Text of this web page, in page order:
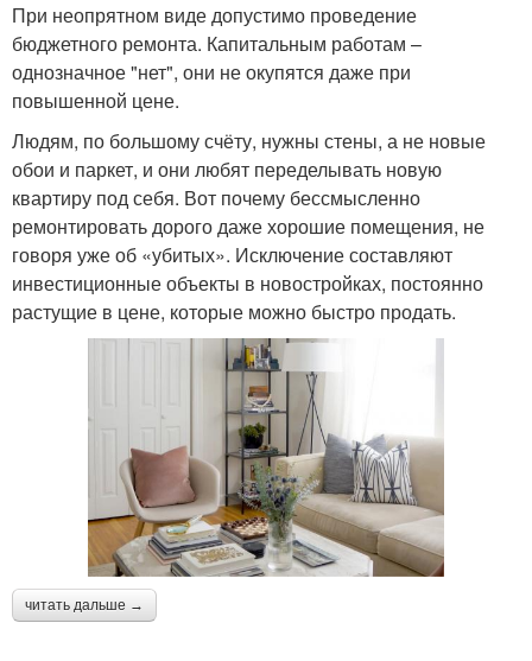
При неопрятном виде допустимо проведение
бюджетного ремонта. Капитальным работам –
однозначное "нет", они не окупятся даже при
повышенной цене.
Людям, по большому счёту, нужны стены, а не новые
обои и паркет, и они любят переделывать новую
квартиру под себя. Вот почему бессмысленно
ремонтировать дорого даже хорошие помещения, не
говоря уже об «убитых». Исключение составляют
инвестиционные объекты в новостройках, постоянно
растущие в цене, которые можно быстро продать.
читать дальше →